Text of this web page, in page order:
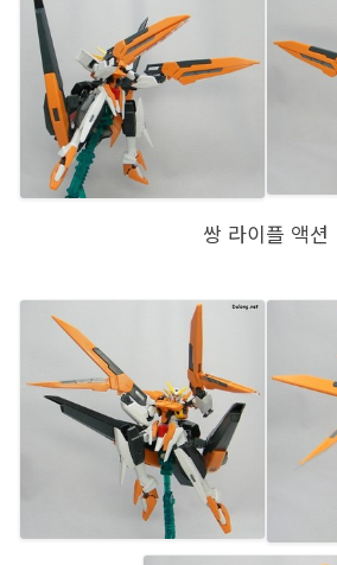
쌍 라이플 액션